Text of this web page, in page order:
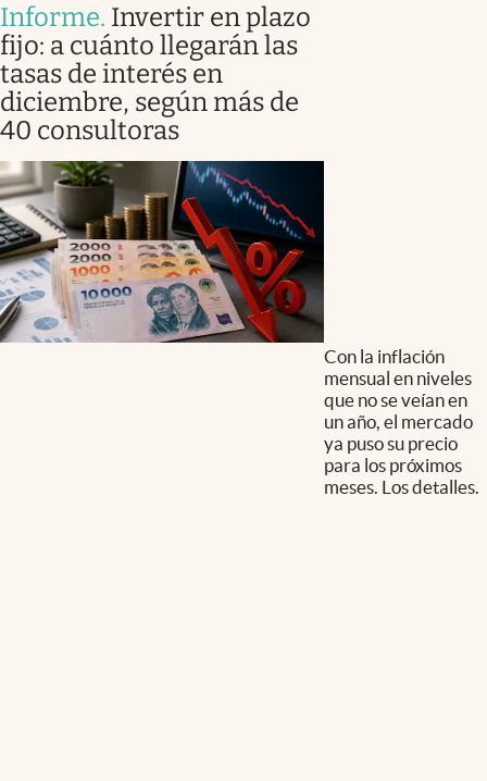
Informe. Invertir en plazo
fijo: a cuánto llegarán las
tasas de interés en
diciembre, según más de
40 consultoras
Con la inflación
mensual en niveles
que no se veían en
un año, el mercado
ya puso su precio
para los próximos
meses. Los detalles.